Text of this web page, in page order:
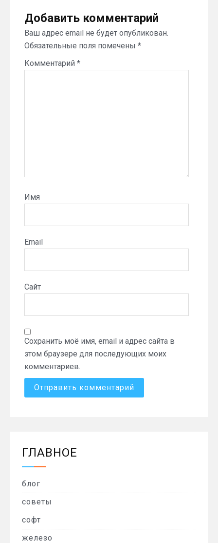
Добавить комментарий
Ваш адрес email не будет опубликован.
Обязательные поля помечены *
Комментарий *
Имя
Email
Сайт
Сохранить моё имя, email и адрес сайта в
этом браузере для последующих моих
комментариев.
ГЛАВНОЕ
блог
советы
софт
железо